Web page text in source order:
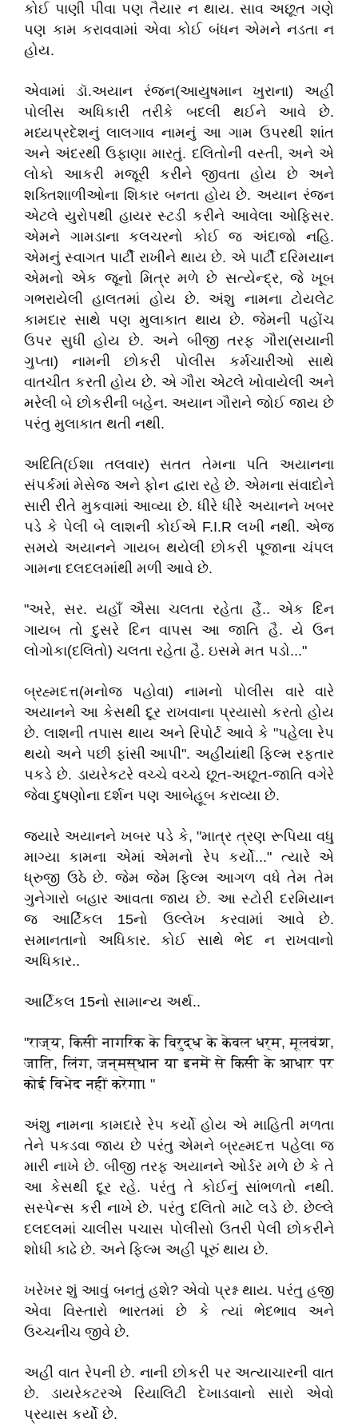
કોઈ પાણી પીવા પણ તૈયાર ન થાય. સાવ અછૂત ગણે
પણ કામ કરાવવામાં એવા કોઈ બંધન એમને નડતા ન
હોય.
એવામાં ડૉ.અયાનરંજન(આયુષમાન ખુરાના) અહીં
પોલીસ અધિકારી તરીકે બદલી થઈને આવે છે.
મધ્યપ્રદેશનું લાલગાવ નામનું આ ગામ ઉપરથી શાંત
અને અંદરથી ઉફાણા મારતું. દલિતોની વસ્તી, અને એ
લોકો આકરી મજૂરી કરીને જીવતા હોય છે અને
શક્તિશાળીઓના શિકાર બનતા હોય છે. અયાન રંજન
એટલે યુરોપથી હાયર સ્ટડી કરીને આવેલા ઓફિસર.
એમને ગામડાના કલચરનો કોઈ જ અંદાજો નહિ.
એમનું સ્વાગત પાર્ટી રાખીને થાય છે. એ પાર્ટી દરિમયાન
એમનો એક જૂનો મિત્ર મળે છે સત્યેન્દ્ર, જે ખૂબ
ગભરાયેલી હાલતમાં હોય છે. અંશુ નામના ટોયલેટ
કામદાર સાથે પણ મુલાકાત થાય છે. જેમની પહોંચ
ઉપર સુધી હોય છે. અને બીજી તરફ ગૌરા(સયાની
ગુપ્તા) નામની છોકરી પોલીસ કર્મચારીઓ સાથે
વાતચીત કરતી હોય છે. એ ગૌરા એટલે ખોવાયેલી અને
મરેલી બે છોકરીની બહેન. અયાન ગૌરાને જોઈ જાય છે
પરંતુ મુલાકાત થતી નથી.
અદિતિ(ઈશા તલવાર) સતત તેમના પતિ અયાનના
સંપર્કમાં મેસેજ અને ફોન દ્વારા રહે છે. એમના સંવાદોને
સારી રીતે મુકવામાં આવ્યા છે. ધીરે ધીરે અયાનને ખબર
પડે કે પેલી બે લાશની કોઈએ F.I.R લખી નથી. એજ
સમયે અયાનને ગાયબ થયેલી છોકરી પૂજાના ચંપલ
ગામના દલદલમાંથી મળી આવે છે.
"અરે, સર. યહાઁ ઐસા ચલતા રહેતા હૈં.. એક દિન
ગાયબ તો દુસરે દિન વાપસ આ જાતિ હૈ. યે ઉન
લોગોકા(દલિતો) ચલતા રહેતા હૈ. ઇસમે મત પડો..."
બ્રહ્મદત્ત(મનોજ પહોવા) નામનો પોલીસ વારે વારે
અયાનને આ કેસથી દૂર રાખવાના પ્રયાસો કરતો હોય
છે. લાશની તપાસ થાય અને રિપોર્ટ આવે કે "પહેલા રેપ
થયો અને પછી ફાંસી આપી". અહીંયાંથી ફિલ્મ રફતાર
પકડે છે. ડાયરેકટરે વચ્ચે વચ્ચે છૂત-અછૂત-જાતિ વગેરે
જેવા દુષણોના દર્શન પણ આબેહૂબ કરાવ્યા છે.
જયારે અયાનને ખબર પડે કે, "માત્ર ત્રણ રૂપિયા વધુ
માગ્યા કામના એમાં એમનો રેપ કર્યો..." ત્યારે એ
ધ્રુજી ઉઠે છે. જેમ જેમ ફિલ્મ આગળ વધે તેમ તેમ
ગુનેગારો બહાર આવતા જાય છે. આ સ્ટોરી દરમિયાન
જ આર્ટિકલ 15નો ઉલ્લેખ કરવામાં આવે છે.
સમાનતાનો અધિકાર. કોઈ સાથે ભેદ ન રાખવાનો
અધિકાર..
આર્ટિકલ 15નો સામાન્ય અર્થ..
"राज्य, किसी नागरिक के विरुद्ध के केवल धर्म, मूलवंश,
जाति, लिंग, जन्मस्थान या इनमें से किसी के आधार पर
कोई विभेद नहीं करेगा। "
અંશુ નામના કામદારે રેપ કર્યો હોય એ માહિતી મળતા
તેને પકડવા જાય છે પરંતુ એમને બ્રહ્મદત્ત પહેલા જ
મારી નાખે છે. બીજી તરફ અયાનને ઓર્ડર મળે છે કે તે
આ કેસથી દૂર રહે. પરંતુ તે કોઈનું સાંભળતો નથી.
સસ્પેન્સ કરી નાખે છે. પરંતુ દલિતો માટે લડે છે. છેલ્લે
દલદલમાં ચાલીસ પચાસ પોલીસો ઉતરી પેલી છોકરીને
શોધી કાઢે છે. અને ફિલ્મ અહીં પૂરું થાય છે.
ખરેખર શું આવું બનતું હશે? એવો પ્રશ્ન થાય. પરંતુ હજી
એવા વિસ્તારો ભારતમાં છે કે ત્યાં ભેદભાવ અને
ઉચ્ચનીચ જીવે છે.
અહીં વાત રેપની છે. નાની છોકરી પર અત્યાચારની વાત
છે. ડાયરેકટરએ રિયાલિટી દેખાડવાનો સારો એવો
પ્રયાસ કર્યો છે.